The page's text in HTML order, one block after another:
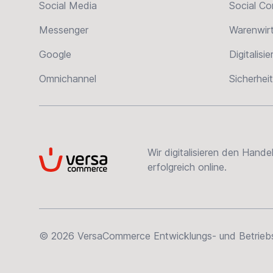
Social Media
Messenger
Google
Omnichannel
Social
Sicherheit
VersaCommerce
Wir digitalisieren den
erfolgreich online.
© 2026 VersaCommerce Entwicklungs- und